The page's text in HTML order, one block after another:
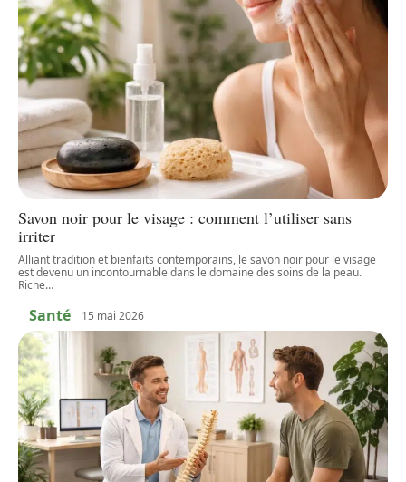
Savon noir pour le visage : comment l’utiliser sans
irriter
Alliant tradition et bienfaits contemporains, le savon noir pour le visage
est devenu un incontournable dans le domaine des soins de la peau.
Riche…
Santé 15 mai 2026